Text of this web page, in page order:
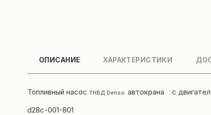
ОПИСАНИЕ ХАРАКТЕРИСТИКИ
Топливный насос ТНВД Denso автокрана с
d28c-001-801